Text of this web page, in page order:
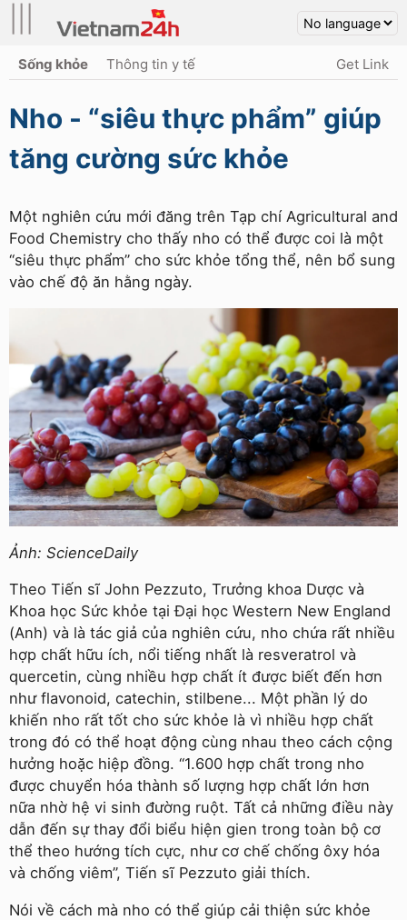
Sống khỏe Thông tin y tế Get Link
Nho - “siêu thực phẩm” giúp
tăng cường sức khỏe
Một nghiên cứu mới đăng trên Tạp chí Agricultural and
Food Chemistry cho thấy nho có thể được coi là một
“siêu thực phẩm” cho sức khỏe tổng thể, nên bổ sung
vào chế độ ăn hằng ngày.
Ảnh: ScienceDaily
Theo Tiến sĩ John Pezzuto, Trưởng khoa Dược và
Khoa học Sức khỏe tại Đại học Western New England
(Anh) và là tác giả của nghiên cứu, nho chứa rất nhiều
hợp chất hữu ích, nổi tiếng nhất là resveratrol và
quercetin, cùng nhiều hợp chất ít được biết đến hơn
như flavonoid, catechin, stilbene... Một phần lý do
khiến nho rất tốt cho sức khỏe là vì nhiều hợp chất
trong đó có thể hoạt động cùng nhau theo cách cộng
hưởng hoặc hiệp đồng. “1.600 hợp chất trong nho
được chuyển hóa thành số lượng hợp chất lớn hơn
nữa nhờ hệ vi sinh đường ruột. Tất cả những điều này
dẫn đến sự thay đổi biểu hiện gien trong toàn bộ cơ
thể theo hướng tích cực, như cơ chế chống ôxy hóa
và chống viêm”, Tiến sĩ Pezzuto giải thích.
Nói về cách mà nho có thể giúp cải thiện sức khỏe